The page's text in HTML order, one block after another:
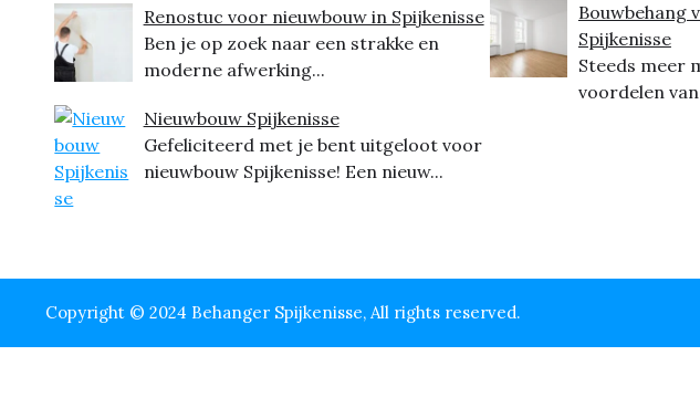
Renostuc voor nieuwbouw in Spijkenisse
Ben je op zoek naar een strakke en
moderne afwerking...
Nieuwbouw Spijkenisse
Gefeliciteerd met je bent uitgeloot voor
nieuwbouw Spijkenisse! Een nieuw...
Bouwbehang
Spijkenisse
Steeds meer
voordelen
Copyright © 2024 Behanger Spijkenisse, All rights reserved.